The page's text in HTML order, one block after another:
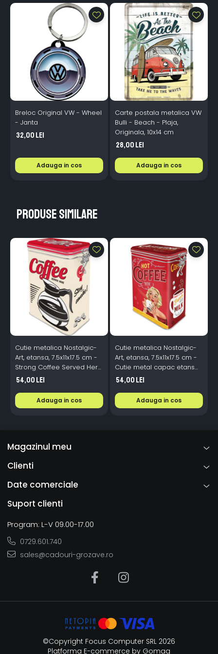
Breloc Original VW - Wheel
- Janta
32,00 Lei
Adauga in cos
Carte postala metalica VW
Bulli - Beach - Plaja,
Originala, 10x14 cm
28,00 Lei
Adauga in cos
Produse similare
Cutie metalica Nostalgic-
Art, etansa, 7.5x11x17.5 cm -
Strong Coffee Served Here
- Cafea tare servita aici
54,00 Lei
Adauga in cos
Cutie metalica Nostalgic-
Art, etansa, 7.5x11x17.5 cm -
Cutie metal capac etans
Hot Coffee Now - Cafea
fierbinte chiar acum
54,00 Lei
Adauga in cos
Magazinul meu
Clienti
Date comerciale
Suport clienti
Program: L-V 09.00-17.00
0729.601.740
sales@cadouri-grozave.ro
©Copyright Focus Computer SRL 2026
Platforma E-commerce by Gomag